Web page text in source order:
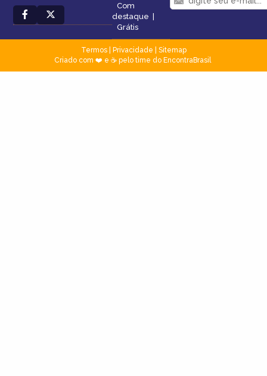
Com
destaque |
Grátis
Termos| Privacidade
Sitemap
Criado com ❤️ e ☕ pelo time do EncontraBrasil